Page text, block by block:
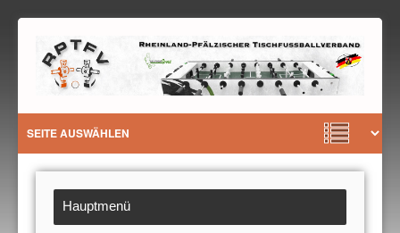
Hauptmenü